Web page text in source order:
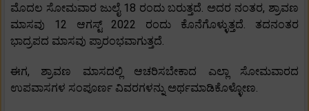
ಮೊದಲ ಸೋಮವಾರ ಜುಲೈ 18 ರಂದು ಬರುತ್ತದೆ. ಅದರ ನಂತರ, ಶ್ರಾವಣ
ಮಾಸವು 12 ಆಗಸ್ಟ್ 2022 ರಂದು ಕೊನೆಗೊಳ್ಳುತ್ತದೆ. ತದನಂತರ
ಭಾದ್ರಪದ ಮಾಸವು ಪ್ರಾರಂಭವಾಗುತ್ತದೆ.
ಈಗ, ಶ್ರಾವಣ ಮಾಸದಲ್ಲಿ ಆಚರಿಸಬೇಕಾದ ಎಲ್ಲಾ ಸೋಮವಾರದ
ಉಪವಾಸಗಳ ಸಂಪೂರ್ಣ ವಿವರಗಳನ್ನು ಅರ್ಥಮಾಡಿಕೊಳ್ಳೋಣ.